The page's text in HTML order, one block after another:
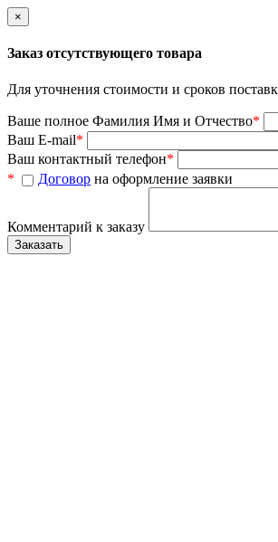
×
Заказ отсутствующего товара
Для уточнения стоимости и сроков
Ваше полное Фамилия Имя и Отчество*
Ваш E-mail*
Ваш контактный телефон*
*
Договор на оформление заявки
Комментарий к заказу